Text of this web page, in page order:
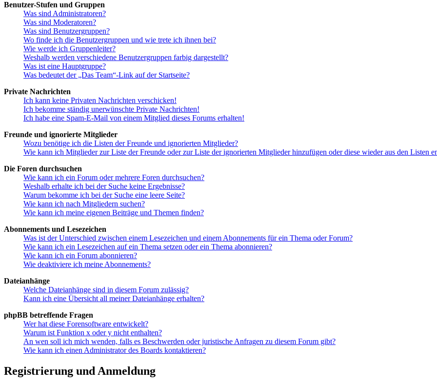
Benutzer-Stufen und Gruppen
Was sind Administratoren?
Was sind Moderatoren?
Was sind Benutzergruppen?
Wo finde ich die Benutzergruppen und wie trete ich ihnen bei?
Wie werde ich Gruppenleiter?
Weshalb werden verschiedene Benutzergruppen farbig dargestellt?
Was ist eine Hauptgruppe?
Was bedeutet der „Das Team“-Link auf der Startseite?
Private Nachrichten
Ich kann keine Privaten Nachrichten verschicken!
Ich bekomme ständig unerwünschte Private Nachrichten!
Ich habe eine Spam-E-Mail von einem Mitglied dieses Forums erhalten!
Freunde und ignorierte Mitglieder
Wozu benötige ich die Listen der Freunde und ignorierten Mitglieder?
Wie kann ich Mitglieder zur Liste der Freunde oder zur Liste der ignorierten Mitglieder hinzufügen oder diese wieder aus den Listen
Die Foren durchsuchen
Wie kann ich ein Forum oder mehrere Foren durchsuchen?
Weshalb erhalte ich bei der Suche keine Ergebnisse?
Warum bekomme ich bei der Suche eine leere Seite?
Wie kann ich nach Mitgliedern suchen?
Wie kann ich meine eigenen Beiträge und Themen finden?
Abonnements und Lesezeichen
Was ist der Unterschied zwischen einem Lesezeichen und einem Abonnements für ein Thema oder Forum?
Wie kann ich ein Lesezeichen auf ein Thema setzen oder ein Thema abonnieren?
Wie kann ich ein Forum abonnieren?
Wie deaktiviere ich meine Abonnements?
Dateianhänge
Welche Dateianhänge sind in diesem Forum zulässig?
Kann ich eine Übersicht all meiner Dateianhänge erhalten?
phpBB betreffende Fragen
Wer hat diese Forensoftware entwickelt?
Warum ist Funktion x oder y nicht enthalten?
An wen soll ich mich wenden, falls es Beschwerden oder juristische Anfragen zu diesem Forum gibt?
Wie kann ich einen Administrator des Boards kontaktieren?
Registrierung und Anmeldung